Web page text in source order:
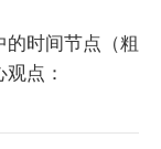
时间节点（粗
点：